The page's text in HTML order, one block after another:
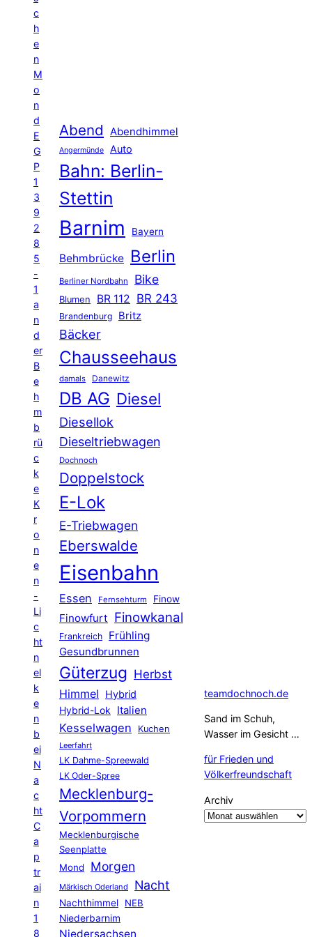
c
h
e
n
M
o
n
d
E
G
P
1
3
9
2
8
5
-
1
a
n
d
er
B
e
h
m
b
rü
c
k
e
K
r
o
n
e
n
-
Li
c
ht
n
el
k
e
n
b
ei
N
a
c
ht
C
a
p
tr
ai
n
1
8
Abend Abendhimmel
Angermünde Auto
Bahn: Berlin-
Stettin
Barnim Bayern
Behmbrücke Berlin
Berliner Nordbahn Bike
Blumen BR 112 BR 243
Brandenburg Britz
Bäcker
Chausseehaus
damals Danewitz
DB AG Diesel
Diesellok
Dieseltriebwagen
Dochnoch
Doppelstock
E-Lok
E-Triebwagen
Eberswalde
Eisenbahn
Essen Fernsehturm Finow
Finowfurt Finowkanal
Frankreich Frühling
Gesundbrunnen
Güterzug Herbst
Himmel
Hybrid
Hybrid-Lok Italien
Kesselwagen Kuchen
Leerfahrt
LK Dahme-Spreewald
LK Oder-Spree
Mecklenburg-
Vorpommern
Mecklenburgische
Seenplatte
Mond
Morgen
Märkisch Oderland Nacht
Nachthimmel
NEB
Niederbarnim
Niedersachsen
teamdochnoch.de
Sand im Schuh,
Wasser im Gesicht …
für Frieden und
Völkerfreundschaft
Archiv